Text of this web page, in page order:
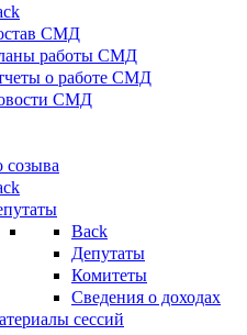
СМД
работы СМД
о работе СМД
СМД
Back
Депутаты
Комитеты
Сведения о доходах
сессий